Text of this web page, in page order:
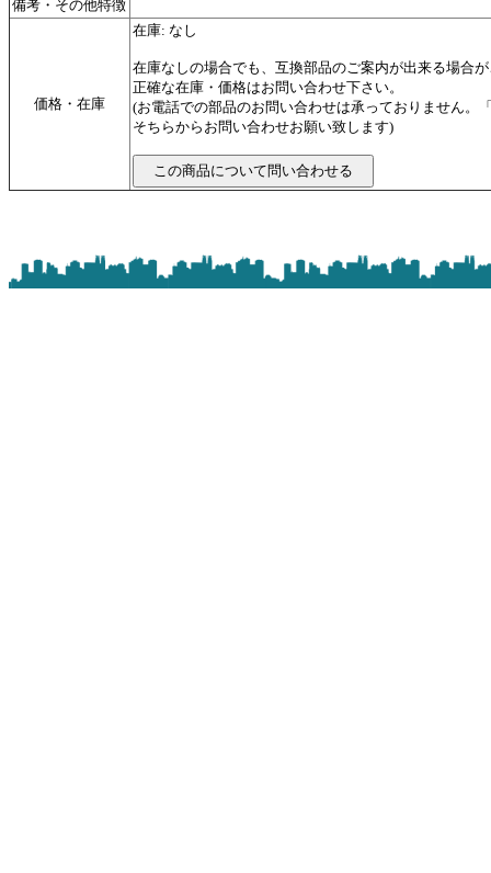
備考・その他特徴
価格・在庫
在庫: なし
在庫なしの場合でも、互換部品のご案内が出来る場合
正確な在庫・価格はお問い合わせ下さい。
(お電話での部品のお問い合わせは承っておりません。
そちらからお問い合わせお願い致します)